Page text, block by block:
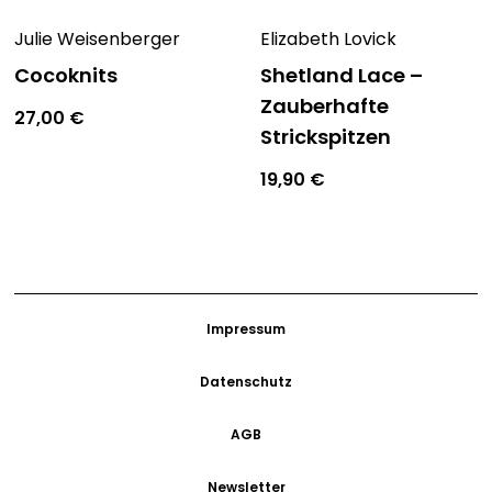
kleinen Teppich weben wollen, ihren Ideen sind fast
keine Grenzen gesetzt.
Julie Weisenberger
Cocoknits
27,00 €
Elizabeth Lovick
Shetland Lace –
Zauberhafte
Strickspitzen
19,90 €
Impressum
Datenschutz
AGB
Newsletter